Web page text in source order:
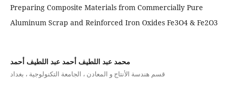
Preparing Composite Materials from Commercially Pure
Aluminum Scrap and Reinforced Iron Oxides Fe3O4 & Fe2O3
محمد عبد اللطيف أحمد عبد اللطيف أحمد
قسم هندسة الأنتاج و المعادن ، الجامعة التكنولوجية ، بغداد